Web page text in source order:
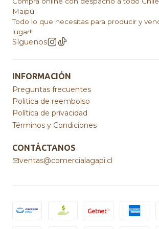
Maipú
Todo lo que necesitas para producir y
lugar!!
Síguenos
INFORMACIÓN
Preguntas frecuentes
Politica de reembolso
Política de privacidad
Términos y Condiciones
CONTÁCTANOS
ventas@comercialagapi.cl